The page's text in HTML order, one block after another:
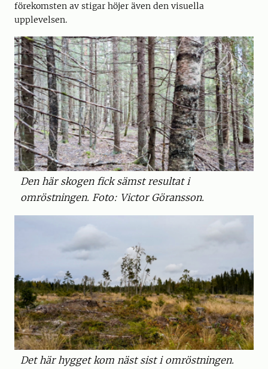
förekomsten av stigar höjer även den visuella
upplevelsen.
Den här skogen fick sämst resultat i
omröstningen. Foto: Victor Göransson.
Det här hygget kom näst sist i omröstningen.